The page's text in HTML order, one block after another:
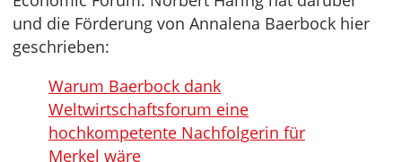
und die Förderung von Annalena Baerbock hier
geschrieben:
Warum Baerbock dank
Weltwirtschaftsforum eine
hochkompetente Nachfolgerin für
Merkel wäre